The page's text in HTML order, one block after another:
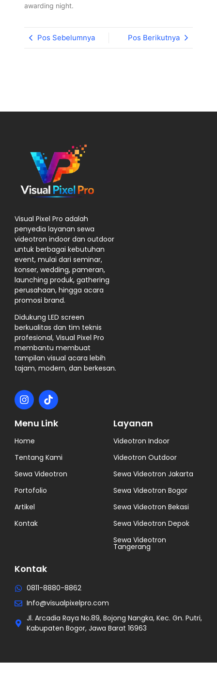
awarding night.
Pos Sebelumnya Pos Berikutnya
Visual Pixel Pro adalah
penyedia layanan sewa
videotron indoor dan outdoor
untuk berbagai kebutuhan
event, mulai dari seminar,
konser, wedding, pameran,
launching produk, gathering
perusahaan, hingga acara
promosi brand.
Didukung LED screen
berkualitas dan tim teknis
profesional, Visual Pixel Pro
membantu membuat
tampilan visual acara lebih
tajam, modern, dan berkesan.
Menu Link
Home
Tentang Kami
Sewa Videotron
Portofolio
Artikel
Kontak
Layanan
Videotron Indoor
Videotron Outdoor
Sewa Videotron Jakarta
Sewa Videotron Bogor
Sewa Videotron Bekasi
Sewa Videotron Depok
Sewa Videotron
Tangerang
Kontak
0811-8880-8862
Info@visualpixelpro.com
Jl. Arcadia Raya No.89, Bojong Nangka, Kec. Gn. Putri,
Kabupaten Bogor, Jawa Barat 16963